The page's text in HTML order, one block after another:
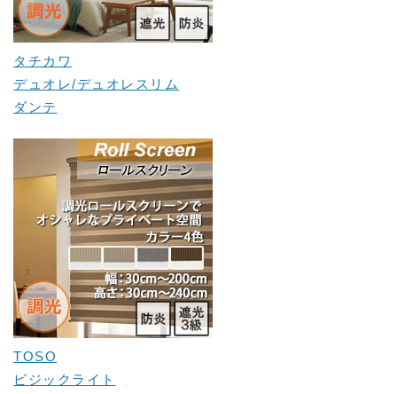
タチカワ
デュオレ/デュオレスリム
ダンテ
TOSO
ビジックライト